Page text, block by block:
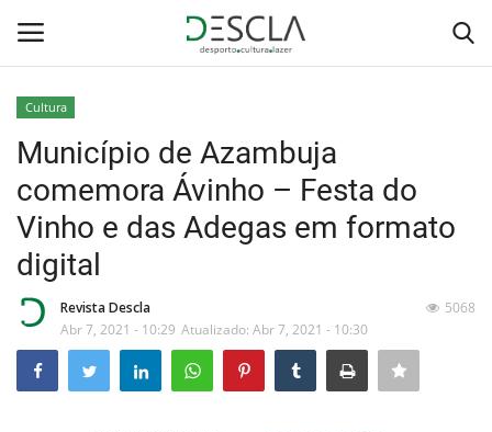
Home
...by Descla
Desporto
Contactos
Cultura
Município de Azambuja
comemora Ávinho – Festa do
Vinho e das Adegas em formato
digital
Revista Descla
Abr 7, 2021 - 10:29 Atualizado: Abr 7, 2021 - 10:30
5068